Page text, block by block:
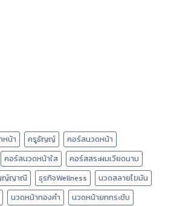
หน้า ครูธัญญ์
คอร์สนวดหน้า
คอร์สนวดหน้าใส
คอร์สสระผมเวียดนาม
ญ์ญาณี ธุรกิจWellness
นวดสลายไขมัน
นวดหน้าทองคำ
นวดหน้ายกกระชับ